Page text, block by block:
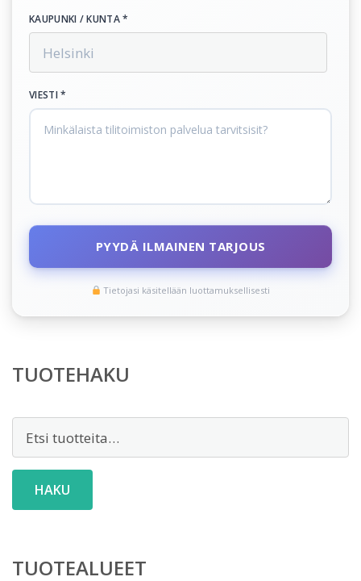
KAUPUNKI / KUNTA *
VIESTI *
PYYDÄ ILMAINEN TARJOUS
Tietojasi käsitellään luottamuksellisesti
TUOTEHAKU
HAKU
TUOTEALUEET